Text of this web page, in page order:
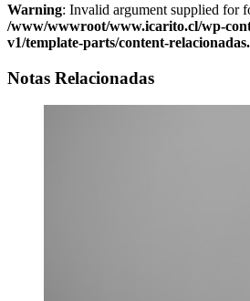
Warning: Invalid argument supplied for
/www/wwwroot/www.icarito.cl/wp-
v1/template-parts/content-
Notas Relacionadas